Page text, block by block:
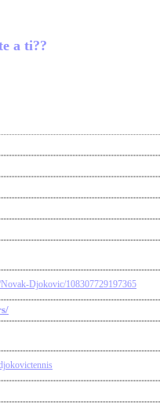
a ti??
Djokovic/108307729197365